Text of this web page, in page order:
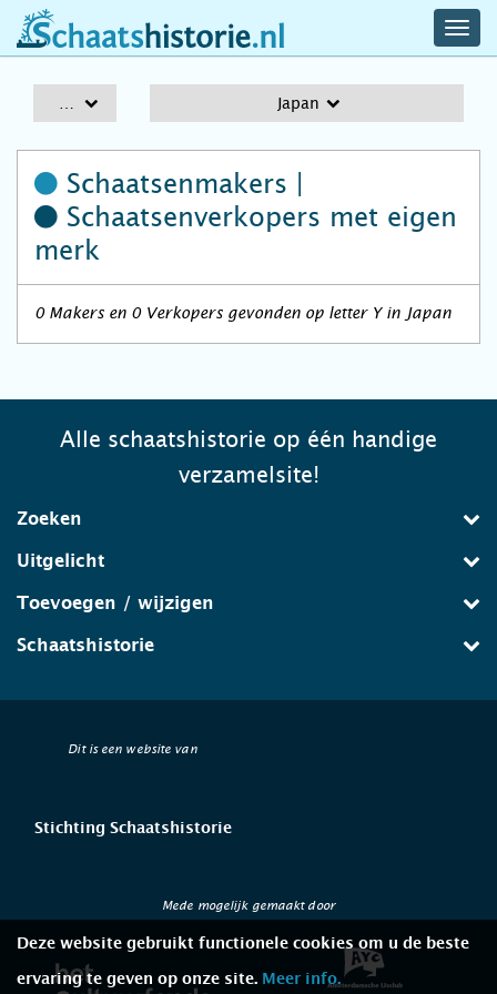
schaatshistorie.nl
Japan
Schaatsenmakers |
Schaatsenverkopers met eigen
merk
0 Makers en 0 Verkopers gevonden op letter Y in Japan
Alle schaatshistorie op één handige
verzamelsite!
Zoeken
Uitgelicht
Toevoegen / wijzigen
Schaatshistorie
Dit is een website van
Stichting Schaatshistorie
Mede mogelijk gemaakt door
Deze website gebruikt functionele cookies om u de beste
ervaring te geven op onze site. Meer info.